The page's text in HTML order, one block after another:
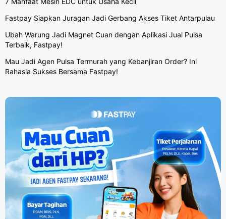
Fastpay Siapkan Juragan Jadi Gerbang Akses Tiket Antarpulau
Ubah Warung Jadi Magnet Cuan dengan Aplikasi Jual Pulsa
Terbaik, Fastpay!
Mau Jadi Agen Pulsa Termurah yang Kebanjiran Order? Ini
Rahasia Sukses Bersama Fastpay!